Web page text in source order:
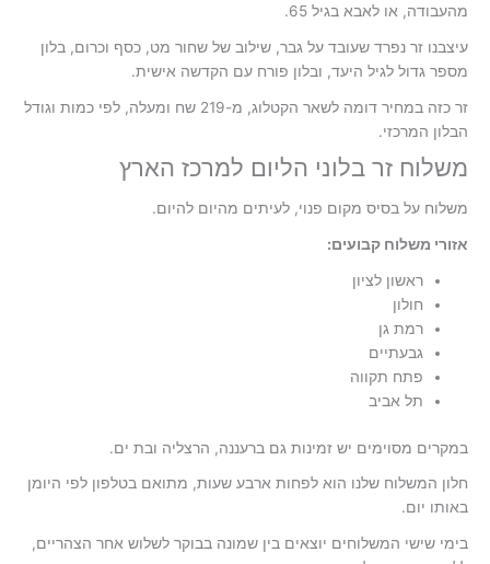
מהעבודה, או לאבא בגיל 65.
עיצבנו זר נפרד שעובד על גבר, שילוב של שחור מט, כסף וכרום, בלון
מספר גדול לגיל היעד, ובלון פורח עם הקדשה אישית.
זר כזה במחיר דומה לשאר הקטלוג, מ-219 שח ומעלה, לפי כמות וגודל
הבלון המרכזי.
משלוח זר בלוני הליום למרכז הארץ
משלוח על בסיס מקום פנוי, לעיתים מהיום להיום.
אזורי משלוח קבועים:
ראשון לציון
חולון
רמת גן
גבעתיים
פתח תקווה
תל אביב
במקרים מסוימים יש זמינות גם ברעננה, הרצליה ובת ים.
חלון המשלוח שלנו הוא לפחות ארבע שעות, מתואם בטלפון לפי היומן
באותו יום.
בימי שישי המשלוחים יוצאים בין שמונה בבוקר לשלוש אחר הצהריים,